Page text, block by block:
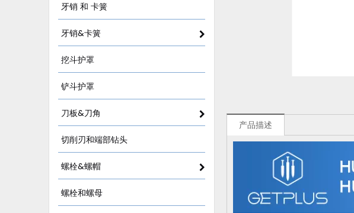
牙销 和 卡簧
牙销&卡簧
挖斗护罩
铲斗护罩
刀板&刀角
切削刃和端部钻头
螺栓&螺帽
螺栓和螺母
产品描述